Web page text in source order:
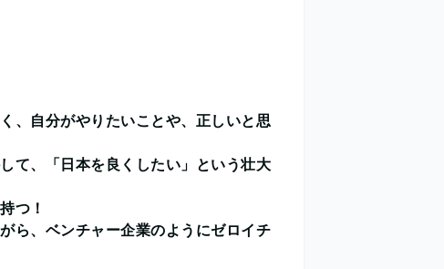
、自分がやりたいことや、正しいと思
て、「日本を良くしたい」という壮大
持つ！
ら、ベンチャー企業のようにゼロイチ